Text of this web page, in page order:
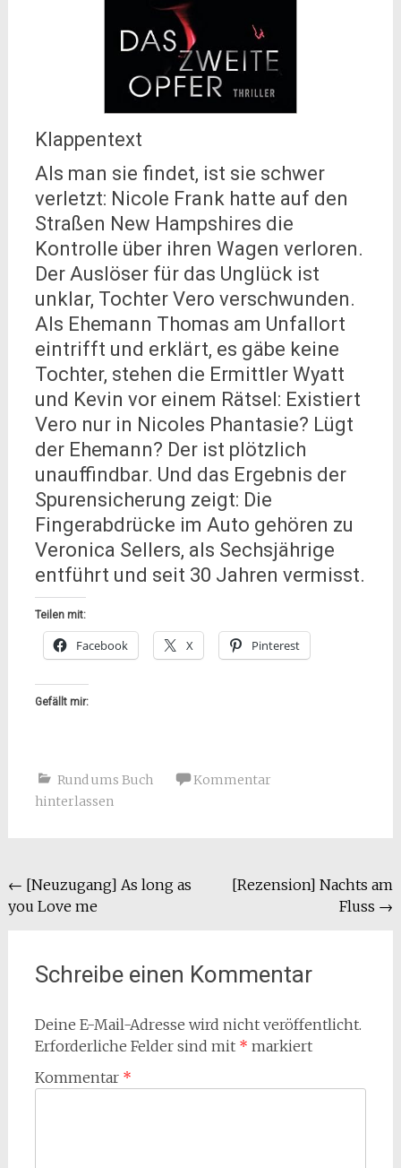
Klappentext
Als man sie findet, ist sie schwer
verletzt: Nicole Frank hatte auf den
Straßen New Hampshires die
Kontrolle über ihren Wagen verloren.
Der Auslöser für das Unglück ist
unklar, Tochter Vero verschwunden.
Als Ehemann Thomas am Unfallort
eintrifft und erklärt, es gäbe keine
Tochter, stehen die Ermittler Wyatt
und Kevin vor einem Rätsel: Existiert
Vero nur in Nicoles Phantasie? Lügt
der Ehemann? Der ist plötzlich
unauffindbar. Und das Ergebnis der
Spurensicherung zeigt: Die
Fingerabdrücke im Auto gehören zu
Veronica Sellers, als Sechsjährige
entführt und seit 30 Jahren vermisst.
Teilen mit:
Facebook X Pinterest
Gefällt mir:
Rund ums Buch
Kommentar
hinterlassen
Beitragsnavigation
← [Neuzugang] As long as
you Love me
[Rezension] Nachts am
Fluss →
Schreibe einen Kommentar
Deine E-Mail-Adresse wird nicht veröffentlicht.
Erforderliche Felder sind mit * markiert
Kommentar *